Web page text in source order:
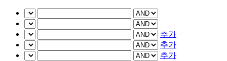
추가
추가
추가